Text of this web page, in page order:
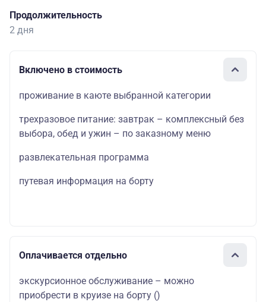
Продолжительность
2 дня
Включено в стоимость
проживание в каюте выбранной категории
трехразовое питание: завтрак – комплексный без
выбора, обед и ужин – по заказному меню
развлекательная программа
путевая информация на борту
Оплачивается отдельно
экскурсионное обслуживание – можно
приобрести в круизе на борту ()